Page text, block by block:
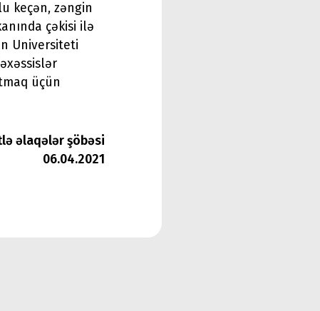
keçən, zəngin
çəkisi ilə
Universiteti
üçün
əlaqələr şöbəsi
06.04.2021